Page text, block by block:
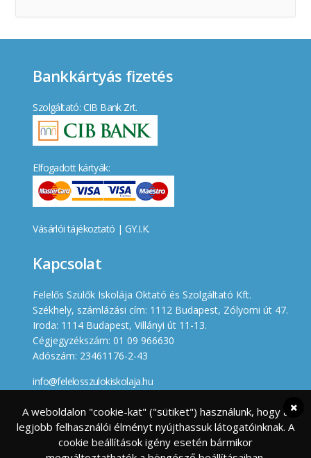
Bankkártyás fizetés
Szolgáltató: CIB Bank Zrt.
Elfogadott kártyák:
Vásárlói tájékoztató | GY.I.K.
Kapcsolat
Felelős Szülők Iskolája Oktató és Szolgáltató Kft.
Székhely, számlázási cím: 1112 Budapest, Zólyomi út 47.
Iroda: 1114 Budapest, Villányi út 11-13.
Cégjegyzékszám: 01 09 966630
Adószám: 23461176-2-43
info@felelosszulokiskolaja.hu
A weboldalon "cookie-kat" ("sütiket") használunk, hogy a
legjobb felhasználói élményt nyújthassuk látogatóinknak. A
cookie beállítások igény esetén bármikor